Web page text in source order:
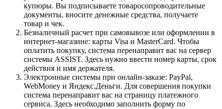
купюры. Вы подписываете товаросопроводительные
документы, вносите денежные средства, получаете
товар и чек.
Безналичный расчет при самовывозе или оформлении в
интернет-магазине: карты Visa и MasterCard. Чтобы
оплатить покупку, система перенаправит вас на сервер
системы ASSIST. Здесь нужно ввести номер карты, срок
действия и имя держателя.
Электронные системы при онлайн-заказе: PayPal,
WebMoney и Яндекс.Деньги. Для совершения покупки
система перенаправит вас на страницу платежного
сервиса. Здесь необходимо заполнить форму по